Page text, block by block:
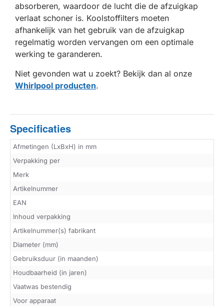
absorberen, waardoor de lucht die de afzuigkap
verlaat schoner is. Koolstoffilters moeten
afhankelijk van het gebruik van de afzuigkap
regelmatig worden vervangen om een optimale
werking te garanderen.
Niet gevonden wat u zoekt? Bekijk dan al onze
Whirlpool producten.
Specificaties
Afmetingen (LxBxH) in mm
Verpakking per
Merk
Artikelnummer
EAN
Inhoud verpakking
Artikelnummer(s) fabrikant
Diameter (mm)
Gebruiksduur (in maanden)
Houdbaarheid (in jaren)
Vaatwas bestendig
Voor apparaat